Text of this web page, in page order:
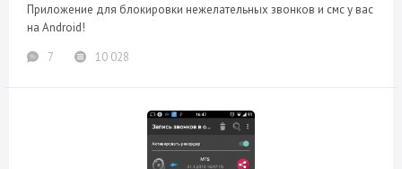
Приложение для блокировки нежелательных звонков и смс у вас
на Android!
7
10 028